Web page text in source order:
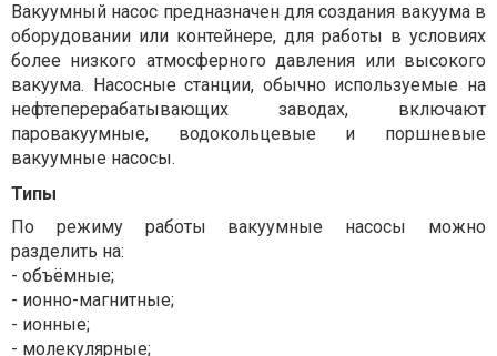
Вакуумный насос предназначен для создания вакуума в
оборудовании или контейнере, для работы в условиях
более низкого атмосферного давления или высокого
вакуума. Насосные станции, обычно используемые на
нефтеперерабатывающих заводах, включают
паровакуумные, водокольцевые и поршневые
вакуумные насосы.
Типы
По режиму работы вакуумные насосы можно
разделить на:
- объёмные;
- ионно-магнитные;
- ионные;
- молекулярные;